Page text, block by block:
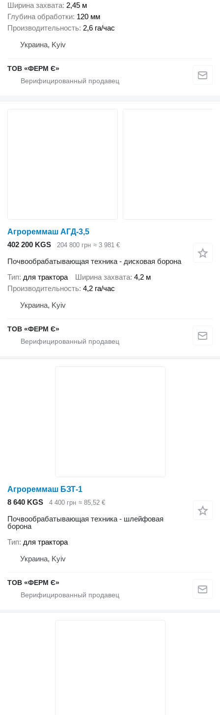
Ширина захвата 2,45 м
Глубина обработки 120 мм
Производительность 2,6 га/час
Украина, Kyiv
ТОВ «ФЕРМ Є»
Агрореммаш АГД-3,5
402 200 KGS
204 800 грн ≈ 3 981 €
Почвообрабатывающая техника - дисковая борона
Тип для трактора Ширина захвата 4,2 м
Производительность 4,2 га/час
Украина, Kyiv
ТОВ «ФЕРМ Є»
Агрореммаш БЗТ-1
8 640 KGS
4 400 грн ≈ 85,52 €
Почвообрабатывающая техника - шлейфовая
борона
Тип для трактора
Украина, Kyiv
ТОВ «ФЕРМ Є»